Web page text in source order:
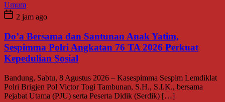
Umum
2 jam ago
Do’a Bersama dan Santunan Anak Yatim,
Sespimma Polri Angkatan 76 TA 2026 Perkuat
Kepedulian Sosial
Bandung, Sabtu, 8 Agustus 2026 – Kasespimma Sespim Lemdiklat
Polri Brigjen Pol Victor Togi Tambunan, S.H., S.I.K., bersama
Pejabat Utama (PJU) serta Peserta Didik (Serdik) […]